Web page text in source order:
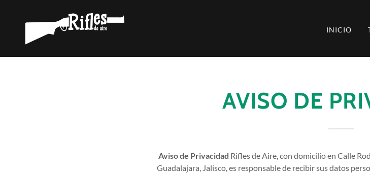
INICIO
AVISO DE
Aviso de Privacidad Rifles de Aire, con domicilio en Calle
Guadalajara, Jalisco, es responsable de recibir sus datos